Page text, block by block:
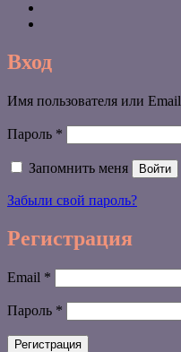
Вход
Имя пользователя или Email
Пароль *
Запомнить меня Войти
Забыли свой пароль?
Регистрация
Email *
Пароль *
Регистрация